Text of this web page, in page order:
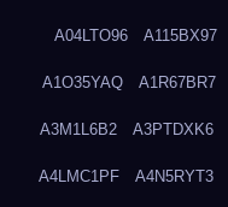
A04LTO96 A115BX97
A1O35YAQ A1R67BR7
A3M1L6B2 A3PTDXK6
A4LMC1PF A4N5RYT3